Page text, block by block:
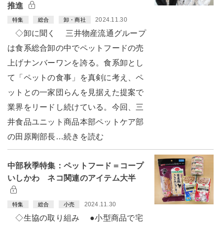
推進
特集 総合 卸・商社 2024.11.30
◇卸に聞く 三井物産流通グループ
は食系総合卸の中でペットフードの売
上げナンバーワンを誇る。食系卸とし
て「ペットの食事」を真剣に考え、ペ
ットとの一家団らんを見据えた提案で
業界をリードし続けている。今回、三
井食品ユニット商品本部ペットケア部
の田原剛部長…続きを読む
中部秋季特集：ペットフード＝コープ
いしかわ ネコ関連のアイテム大半
特集 総合 小売 2024.11.30
◇生協の取り組み ●小型商品で宅